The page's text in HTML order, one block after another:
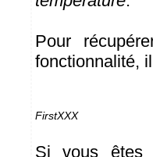
Pour
fonctionnalité,
FirstXXX
Si vous êtes